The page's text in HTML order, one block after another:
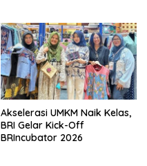
Akselerasi UMKM Naik Kelas,
BRI Gelar Kick-Off
BRIncubator 2026